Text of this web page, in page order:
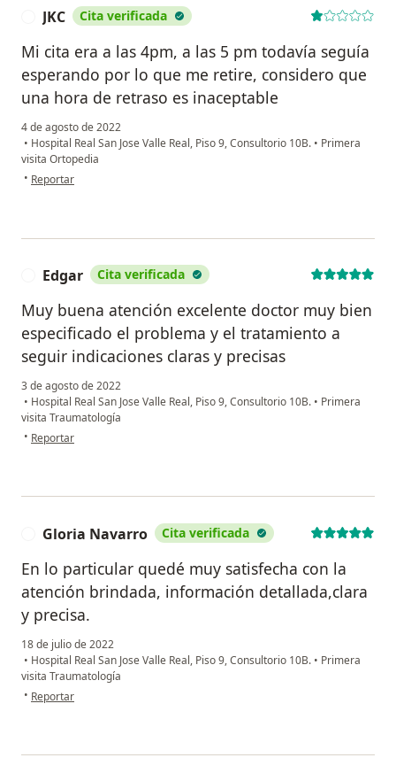
JKC Cita verificada
Mi cita era a las 4pm, a las 5 pm todavía seguía
esperando por lo que me retire, considero que
una hora de retraso es inaceptable
4 de agosto de 2022
• Hospital Real San Jose Valle Real, Piso 9, Consultorio 10B. • Primera
visita Ortopedia
• en opinión del usuario JKC
Reportar
Edgar Cita verificada
Muy buena atención excelente doctor muy bien
especificado el problema y el tratamiento a
seguir indicaciones claras y precisas
3 de agosto de 2022
• Hospital Real San Jose Valle Real, Piso 9, Consultorio 10B. • Primera
visita Traumatología
• en opinión del usuario Edgar
Reportar
Gloria Navarro Cita verificada
En lo particular quedé muy satisfecha con la
atención brindada, información detallada,clara
y precisa.
18 de julio de 2022
• Hospital Real San Jose Valle Real, Piso 9, Consultorio 10B. • Primera
visita Traumatología
• en opinión del usuario Gloria Navarro
Reportar